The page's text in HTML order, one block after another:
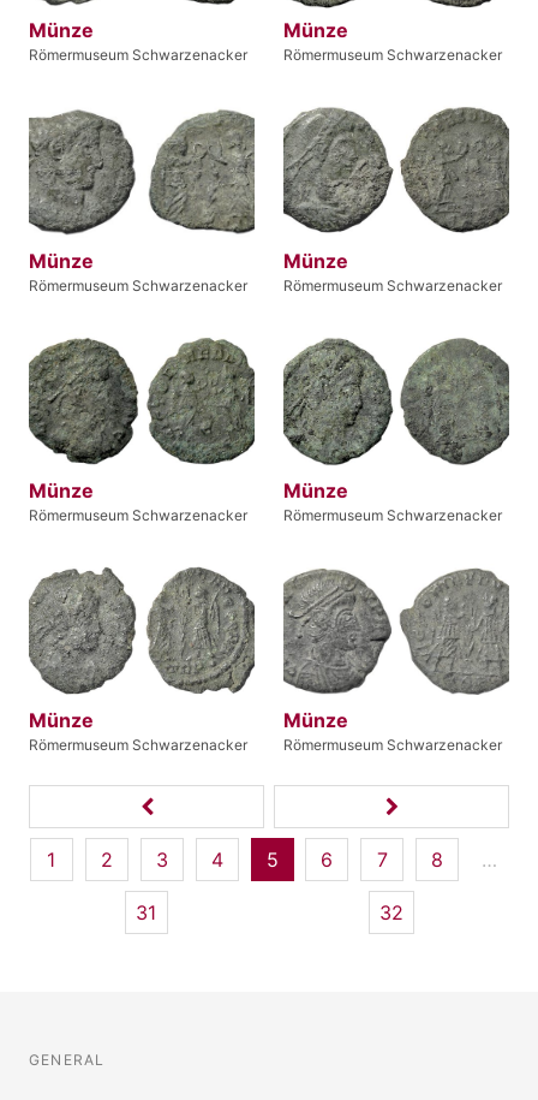
Münze
Römermuseum Schwarzenacker
Münze
Römermuseum Schwarzenacker
Münze
Römermuseum Schwarzenacker
Münze
Römermuseum Schwarzenacker
Münze
Römermuseum Schwarzenacker
Münze
Römermuseum Schwarzenacker
Münze
Römermuseum Schwarzenacker
Münze
Römermuseum Schwarzenacker
1 2 3 4 5 6 7 8 …
31 32
GENERAL